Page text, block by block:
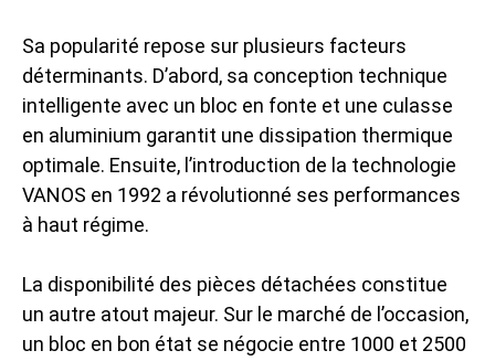
Sa popularité repose sur plusieurs facteurs
déterminants. D’abord, sa conception technique
intelligente avec un bloc en fonte et une culasse
en aluminium garantit une dissipation thermique
optimale. Ensuite, l’introduction de la technologie
VANOS en 1992 a révolutionné ses performances
à haut régime.
La disponibilité des pièces détachées constitue
un autre atout majeur. Sur le marché de l’occasion,
un bloc en bon état se négocie entre 1000 et 2500